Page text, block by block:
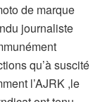
de marque
journaliste
qu’à suscité
l’AJRK ,le